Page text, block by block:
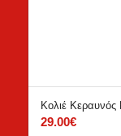
Κολιέ
29.00€